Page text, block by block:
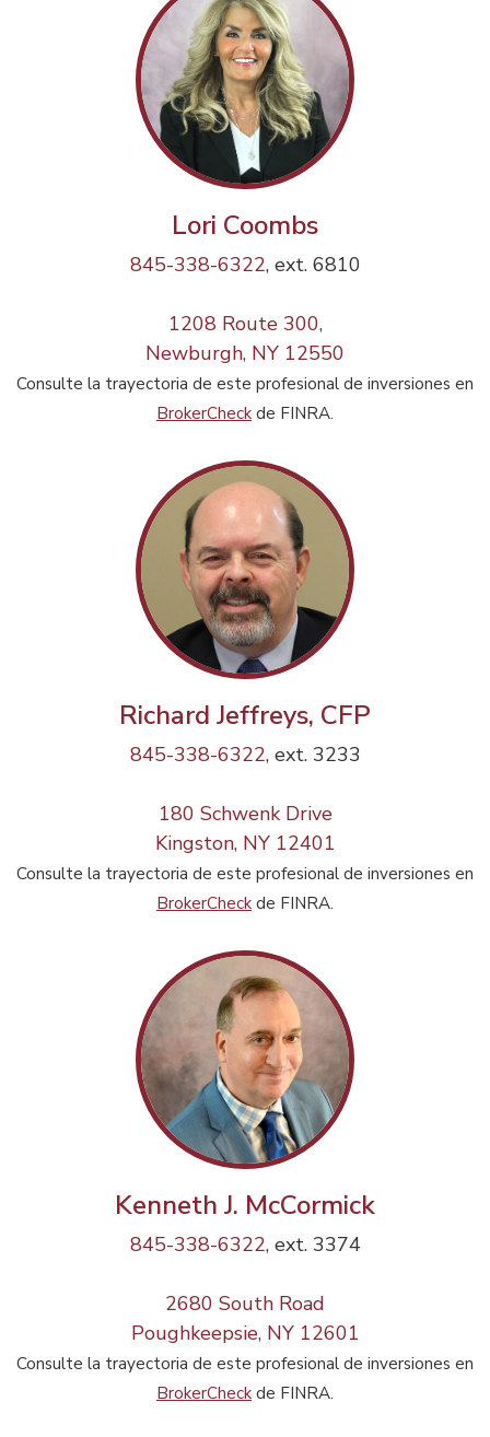
Lori Coombs
845-338-6322, ext. 6810
1208 Route 300,
Newburgh, NY 12550
Consulte la trayectoria de este profesional de inversiones en
BrokerCheck de FINRA.
Richard Jeffreys, CFP
845-338-6322, ext. 3233
180 Schwenk Drive
Kingston, NY 12401
Consulte la trayectoria de este profesional de inversiones en
BrokerCheck de FINRA.
Kenneth J. McCormick
845-338-6322, ext. 3374
2680 South Road
Poughkeepsie, NY 12601
Consulte la trayectoria de este profesional de inversiones en
BrokerCheck de FINRA.